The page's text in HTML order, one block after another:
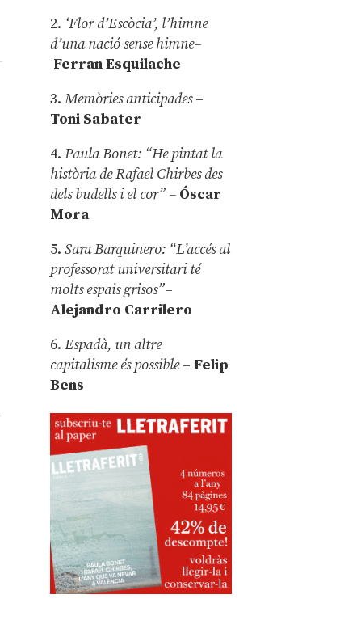
2. ‘Flor d’Escòcia’, l’himne
d’una nació sense himne–
Ferran Esquilache
3.Memòries anticipades–
Toni Sabater
4.Paula Bonet: “He pintat la
història de Rafael Chirbes des
dels budells i el cor” – Óscar
Mora
5.Sara Barquinero: “L’accés al
professorat universitari té
molts espais grisos”–
Alejandro Carrilero
6.Espadà, un altre
capitalisme és possible – Felip
Bens